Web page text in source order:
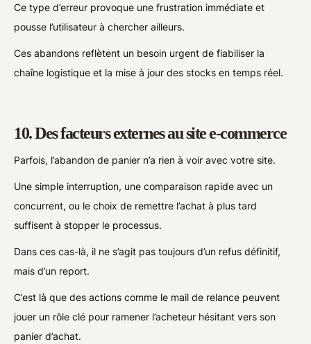
Ce type d’erreur provoque une frustration immédiate et
pousse l’utilisateur à chercher ailleurs.
Ces abandons reflètent un besoin urgent de fiabiliser la
chaîne logistique et la mise à jour des stocks en temps réel.
10. Des facteurs externes au site e-commerce
Parfois, l’abandon de panier n’a rien à voir avec votre site.
Une simple interruption, une comparaison rapide avec un
concurrent, ou le choix de remettre l’achat à plus tard
suffisent à stopper le processus.
Dans ces cas-là, il ne s’agit pas toujours d’un refus définitif,
mais d’un report.
C’est là que des actions comme le mail de relance peuvent
jouer un rôle clé pour ramener l’acheteur hésitant vers son
panier d’achat.